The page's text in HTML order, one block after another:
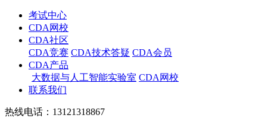
考试中心
CDA网校
CDA社区
CDA竞赛 CDA技术答疑 CDA会员
CDA产品
大数据与人工智能实验室 CDA网校
联系我们
热线电话：13121318867